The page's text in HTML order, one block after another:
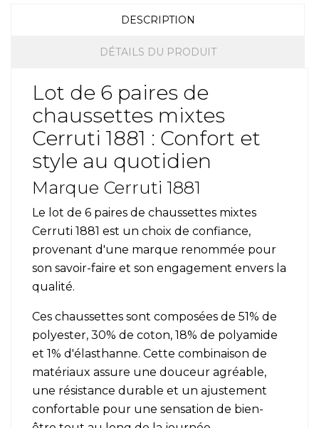
DESCRIPTION
DÉTAILS DU PRODUIT
Lot de 6 paires de
chaussettes mixtes
Cerruti 1881 : Confort et
style au quotidien
Marque Cerruti 1881
Le lot de 6 paires de chaussettes mixtes
Cerruti 1881 est un choix de confiance,
provenant d'une marque renommée pour
son savoir-faire et son engagement envers la
qualité.
Ces chaussettes sont composées de 51% de
polyester, 30% de coton, 18% de polyamide
et 1% d'élasthanne. Cette combinaison de
matériaux assure une douceur agréable,
une résistance durable et un ajustement
confortable pour une sensation de bien-